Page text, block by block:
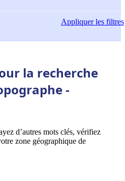
Appliquerles filtres
la recherche
-
d’autres mots clés, vérifiez
zone géographique de